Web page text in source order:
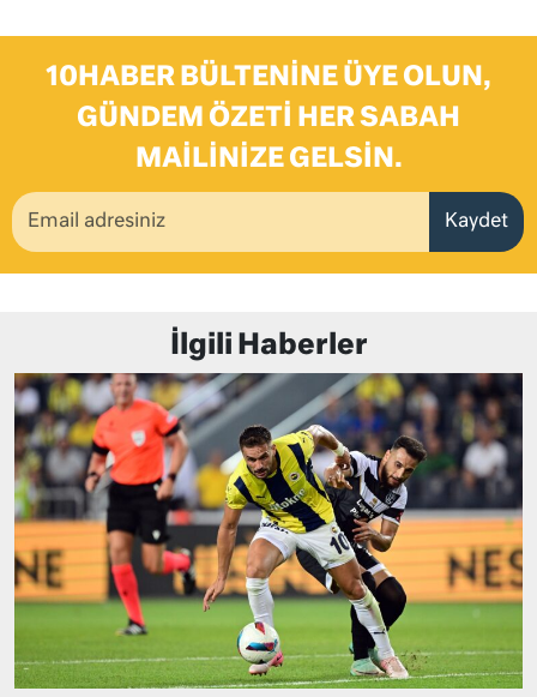
10HABER BÜLTENINE ÜYE OLUN,
GÜNDEM ÖZETI HER SABAH
MAILINIZE GELSIN.
Kaydet
İlgili Haberler